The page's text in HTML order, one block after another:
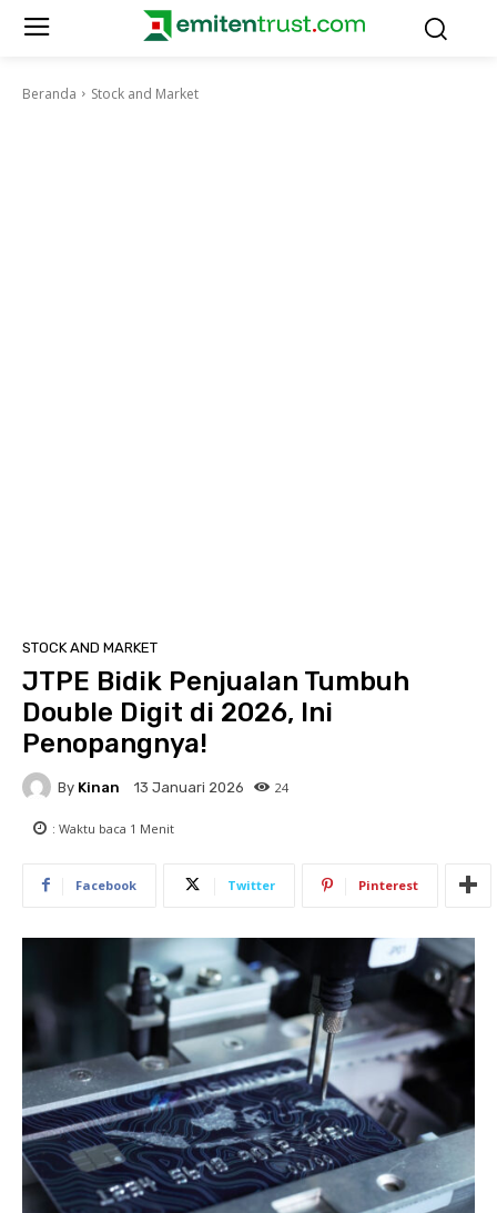
Beranda Stock and Market
STOCK AND MARKET
JTPE Bidik Penjualan Tumbuh
Double Digit di 2026, Ini
Penopangnya!
By Kinan 13 Januari 2026 24
: Waktu baca 1 Menit
Facebook Twitter Pinterest